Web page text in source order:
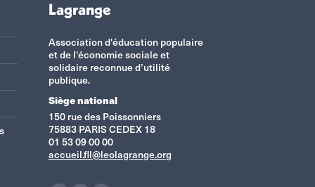
Lagrange
Association d'éducation populaire
et de l'économie sociale et
solidaire reconnue d’utilité
publique.
Siège national
150 rue des Poissonniers
75883 PARIS CEDEX 18
01 53 09 00 00
accueil.fll@leolagrange.org